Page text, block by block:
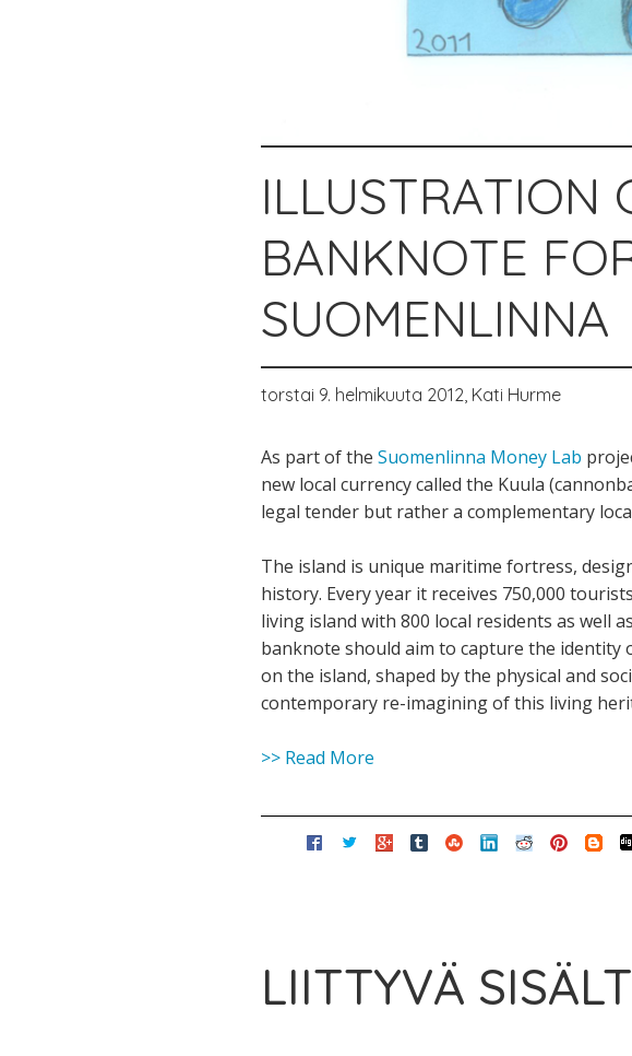
ILLUSTRATION
BANKNOTE
SUOMENLINNA
torstai 9. helmikuuta 2012, Kati Hurme
As part of the Suomenlinna Money Lab
new local currency called the Kuula
legal tender but rather a complementary
The island is unique maritime fortress,
history. Every year it receives 750,000
living island with 800 local residents as well
banknote should aim to capture the identity
on the island, shaped by the physical and
contemporary re-imagining of this living
>> Read More
LIITTYVÄ